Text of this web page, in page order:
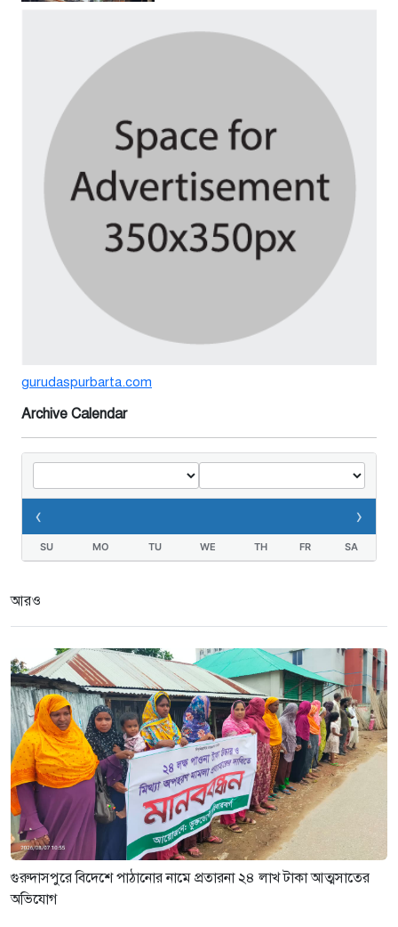
৪ দিন আগে
সিন্ডিকেটের কবজায় পাটের বাজার,
শঙ্কিত জীবন-অনিরাপদ ব্যবসা প্রতিষ্ঠান
নিরাপত্তা চেয়ে ব্যবসায়ীর সংবাদ
সম্মেলন
৫ দিন আগে
বর্ষার পানিতে টইটুম্বুর চলনবিলাঞ্চলে
বাড়ছে ডিঙি নৌকার চাহিদা
তথ্যবিভ্রাট সংবাদের প্রতিবাদে
নেতাকে দায়মুক্ত করতে এলাকাবাসীর
মানববন্ধন ও সংবাদ সম্মেলন
৩ সপ্তাহ আগে
gurudaspurbarta.com
Archive Calendar
‹ ›
SU MO TU WE TH FR SA
আরও
গুরুদাসপুরে বিদেশে পাঠানোর নামে প্রতারনা ২৪ লাখ টাকা আত্মসাতের
অভিযোগ